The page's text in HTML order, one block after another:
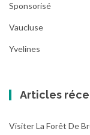
Sponsorisé
Vaucluse
Yvelines
Articles
Visiter La Forêt De